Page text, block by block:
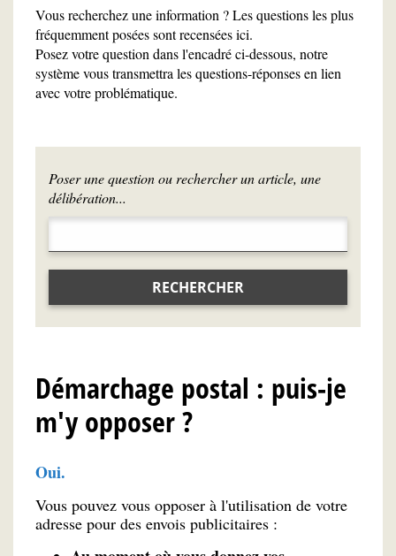
Vous recherchez une information ? Les questions les plus
fréquemment posées sont recensées ici.
Posez votre question dans l'encadré ci-dessous, notre
système vous transmettra les questions-réponses en lien
avec votre problématique.
Poser une question ou rechercher un article, une
délibération...
RECHERCHER
Démarchage postal : puis-je
m'y opposer ?
Oui.
Vous pouvez vous opposer à l'utilisation de votre
adresse pour des envois publicitaires :